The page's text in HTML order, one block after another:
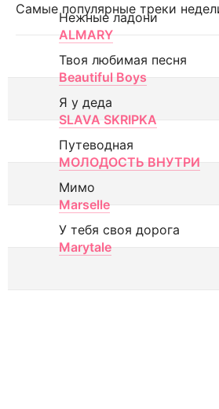
Самые популярные треки
Нежные ладони
ALMARY
Твоя любимая песня
Beautiful Boys
Я у деда
SLAVA SKRIPKA
Путеводная
МОЛОДОСТЬ ВНУТРИ
Мимо
Marselle
У тебя своя дорога
Marytale